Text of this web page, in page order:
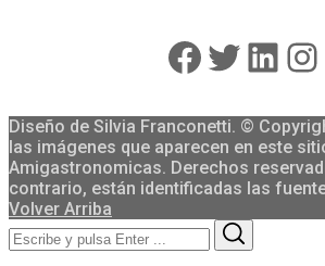
Facebook
Twitter
Diseño de Silvia Franconetti. ©
las imágenes que aparecen en este
Amigastronomicas. Derechos
contrario, están identificadas las
Volver Arriba
Search
for: